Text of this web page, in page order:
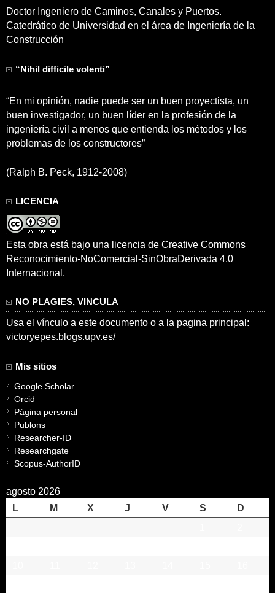
Doctor Ingeniero de Caminos, Canales y Puertos.
Catedrático de Universidad en el área de Ingeniería de la
Construcción
“Nihil difficile volenti”
“En mi opinión, nadie puede ser un buen proyectista, un
buen investigador, un buen líder en la profesión de la
ingeniería civil a menos que entienda los métodos y los
problemas de los constructores”
(Ralph B. Peck, 1912-2008)
LICENCIA
Esta obra está bajo una licencia de Creative Commons
Reconocimiento-NoComercial-SinObraDerivada 4.0
Internacional .
NO PLAGIES, VINCULA
Usa el vínculo a este documento o a la pagina principal:
victoryepes.blogs.upv.es/
Mis sitios
Google Scholar
Orcid
Página personal
Publons
Researcher-ID
Researchgate
Scopus-AuthorID
agosto 2026
L
M X J V S
D